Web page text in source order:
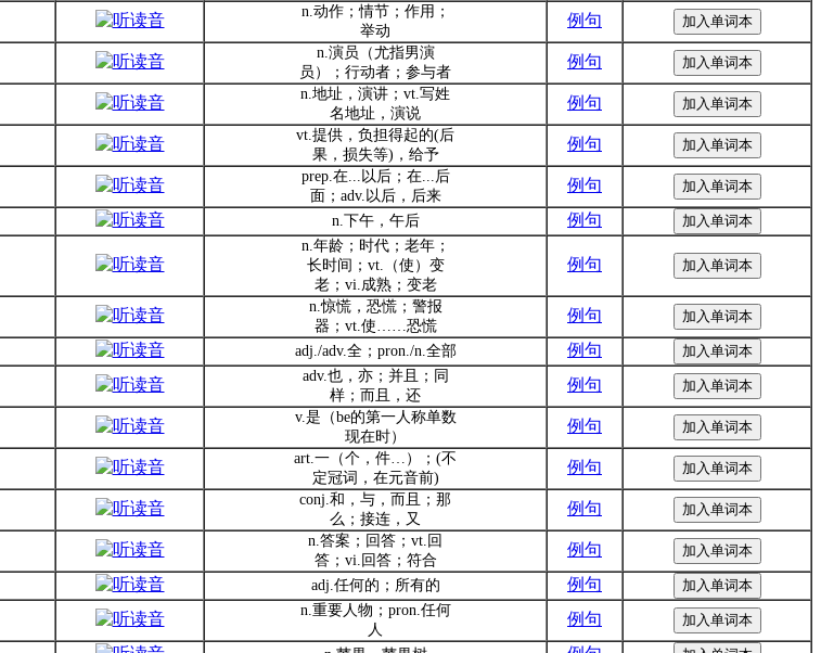
n.动作；情节；作用；
举动
例句
n.演员（尤指男演
员）；行动者；参与者
例句
n.地址，演讲；vt.写姓
名地址，演说
例句
vt.提供，负担得起的(后
果，损失等)，给予
例句
prep.在...以后；在...后
面；adv.以后，后来
例句
n.下午，午后 例句
n.年龄；时代；老年；
长时间；vt.（使）变
老；vi.成熟；变老
例句
n.惊慌，恐慌；警报
器；vt.使……恐慌
例句
adj./adv.全；pron./n.全部
例句
adv.也，亦；并且；同
样；而且，还
例句
v.是（be的第一人称单数
现在时）
例句
art.一（个，件…）；(不
定冠词，在元音前)
例句
conj.和，与，而且；那
么；接连，又
例句
n.答案；回答；vt.回
答；vi.回答；符合
例句
adj.任何的；所有的
例句
n.重要人物；pron.任何
人
例句